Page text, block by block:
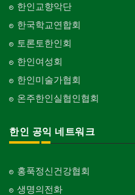
한인교향악단
한국학교연합회
토론토한인회
한인여성회
한인미술가협회
온주한인실협인협회
한인 공익 네트워크
홍푹정신건강협회
생명의전화